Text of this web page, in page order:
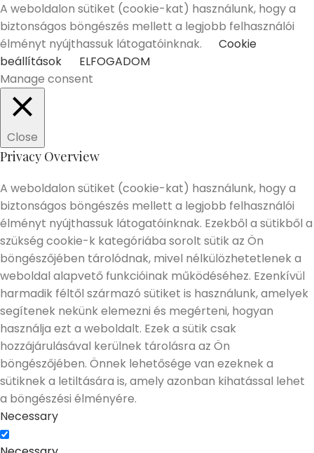
A weboldalon sütiket (cookie-kat) használunk, hogy a
biztonságos böngészés mellett a legjobb felhasználói
élményt nyújthassuk látogatóinknak.
Cookie
beállítások
ELFOGADOM
Manage consent
Close
Privacy Overview
A weboldalon sütiket (cookie-kat) használunk, hogy a
biztonságos böngészés mellett a legjobb felhasználói
élményt nyújthassuk látogatóinknak. Ezekből a sütikből a
szükség cookie-k kategóriába sorolt sütik az Ön
böngészőjében tárolódnak, mivel nélkülözhetetlenek a
weboldal alapvető funkcióinak működéséhez. Ezenkívül
harmadik féltől származó sütiket is használunk, amelyek
segítenek nekünk elemezni és megérteni, hogyan
használja ezt a weboldalt. Ezek a sütik csak
hozzájárulásával kerülnek tárolásra az Ön
böngészőjében. Önnek lehetősége van ezeknek a
sütiknek a letiltására is, amely azonban kihatással lehet
a böngészési élményére.
Necessary